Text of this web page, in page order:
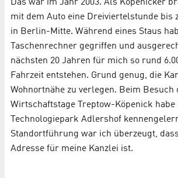
Das war im Jahr 2003. Als Köpenicker
mit dem Auto eine Dreiviertelstunde bis
in Berlin-Mitte. Während eines Staus
Taschenrechner gegriffen und
nächsten 20 Jahren für mich so rund
Fahrzeit entstehen. Grund genug, die
Wohnortnähe zu verlegen. Beim Besuch
Wirtschaftstage Treptow-Köpenick habe
Technologiepark Adlershof
Standortführung war ich überzeugt,
Adresse für meine Kanzlei ist.